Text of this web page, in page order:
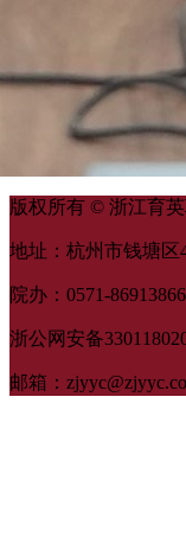
版权所有 © 浙江育
地址：杭州市钱塘区
院办：0571-
浙公网安备
邮箱：